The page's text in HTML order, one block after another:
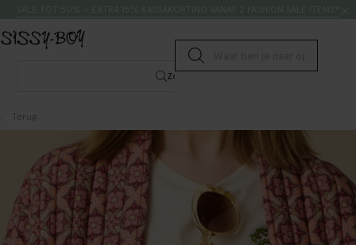
Submit search
Zoeken
Terug